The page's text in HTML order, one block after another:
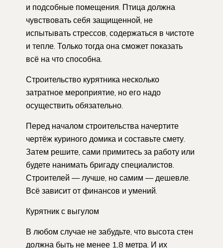
и подсобные помещения. Птица должна
чувствовать себя защищенной, не
испытывать стрессов, содержаться в чистоте
и тепле. Только тогда она сможет показать
всё на что способна.
Строительство курятника несколько
затратное мероприятие, но его надо
осуществить обязательно.
Перед началом строительства начертите
чертёж куриного домика и составьте смету.
Затем решите, сами примитесь за работу или
будете нанимать бригаду специалистов.
Строителей — лучше, но самим — дешевле.
Всё зависит от финансов и умений.
Курятник с выгулом
В любом случае не забудьте, что высота стен
должна быть не менее 1,8 метра. И их